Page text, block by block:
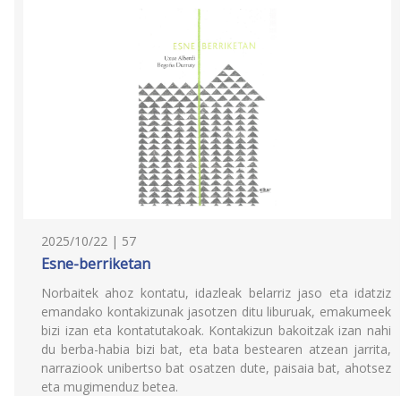
2025/10/22 | 57
Esne-berriketan
Norbaitek ahoz kontatu, idazleak belarriz jaso eta idatziz
emandako kontakizunak jasotzen ditu liburuak, emakumeek
bizi izan eta kontatutakoak. Kontakizun bakoitzak izan nahi
du berba-habia bizi bat, eta bata bestearen atzean jarrita,
narraziook unibertso bat osatzen dute, paisaia bat, ahotsez
eta mugimenduz betea.